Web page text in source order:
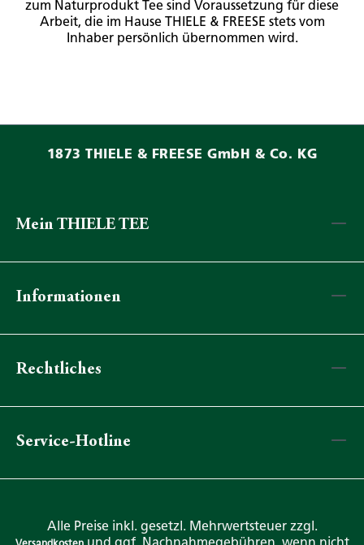
zum Naturprodukt Tee sind Voraussetzung für diese
Arbeit, die im Hause THIELE & FREESE stets vom
Inhaber persönlich übernommen wird.
1873 THIELE & FREESE GmbH & Co. KG
Mein THIELE TEE
Informationen
Rechtliches
Service-Hotline
Alle Preise inkl. gesetzl. Mehrwertsteuer zzgl.